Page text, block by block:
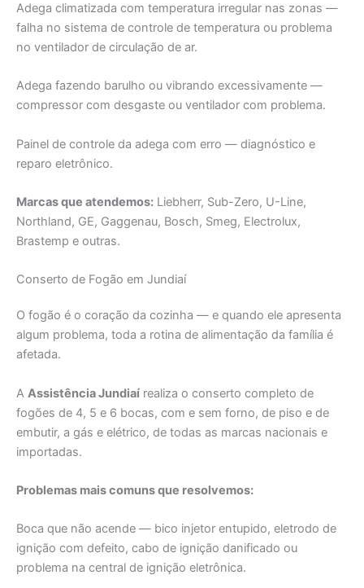
Adega climatizada com temperatura irregular nas zonas —
falha no sistema de controle de temperatura ou problema
no ventilador de circulação de ar.
Adega fazendo barulho ou vibrando excessivamente —
compressor com desgaste ou ventilador com problema.
Painel de controle da adega com erro — diagnóstico e
reparo eletrônico.
Marcas que atendemos: Liebherr, Sub-Zero, U-Line,
Northland, GE, Gaggenau, Bosch, Smeg, Electrolux,
Brastemp e outras.
Conserto de Fogão em Jundiaí
O fogão é o coração da cozinha — e quando ele apresenta
algum problema, toda a rotina de alimentação da família é
afetada.
A Assistência Jundiaí realiza o conserto completo de
fogões de 4, 5 e 6 bocas, com e sem forno, de piso e de
embutir, a gás e elétrico, de todas as marcas nacionais e
importadas.
Problemas mais comuns que resolvemos:
Boca que não acende — bico injetor entupido, eletrodo de
ignição com defeito, cabo de ignição danificado ou
problema na central de ignição eletrônica.